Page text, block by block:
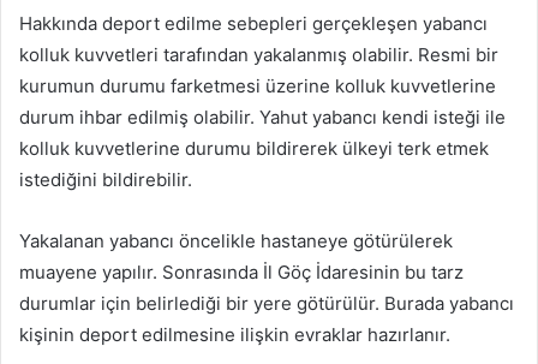
Hakkında deport edilme sebepleri gerçekleşen yabancı
kolluk kuvvetleri tarafından yakalanmış olabilir. Resmi bir
kurumun durumu farketmesi üzerine kolluk kuvvetlerine
durum ihbar edilmiş olabilir. Yahut yabancı kendi isteği ile
kolluk kuvvetlerine durumu bildirerek ülkeyi terk etmek
istediğini bildirebilir.
Yakalanan yabancı öncelikle hastaneye götürülerek
muayene yapılır. Sonrasında İl Göç İdaresinin bu tarz
durumlar için belirlediği bir yere götürülür. Burada yabancı
kişinin deport edilmesine ilişkin evraklar hazırlanır.